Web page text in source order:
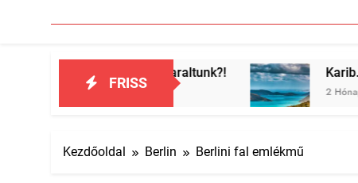
FRISS
nyaraltunk?! Karib…
2 Hónap Ezelőtt
Kezdőoldal Berlin Berlini fal emlékmű